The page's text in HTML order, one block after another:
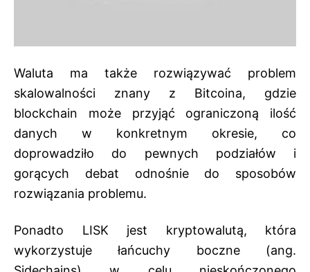
Waluta ma także rozwiązywać problem
skalowalności znany z Bitcoina, gdzie
blockchain może przyjąć ograniczoną ilość
danych w konkretnym okresie, co
doprowadziło do pewnych podziałów i
gorących debat odnośnie do sposobów
rozwiązania problemu.
Ponadto LISK jest kryptowalutą, która
wykorzystuje łańcuchy boczne (ang.